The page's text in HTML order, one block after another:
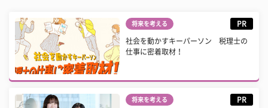
将来を考える PR
社会を動かすキーパーソン 税理士の
仕事に密着取材！
将来を考える PR